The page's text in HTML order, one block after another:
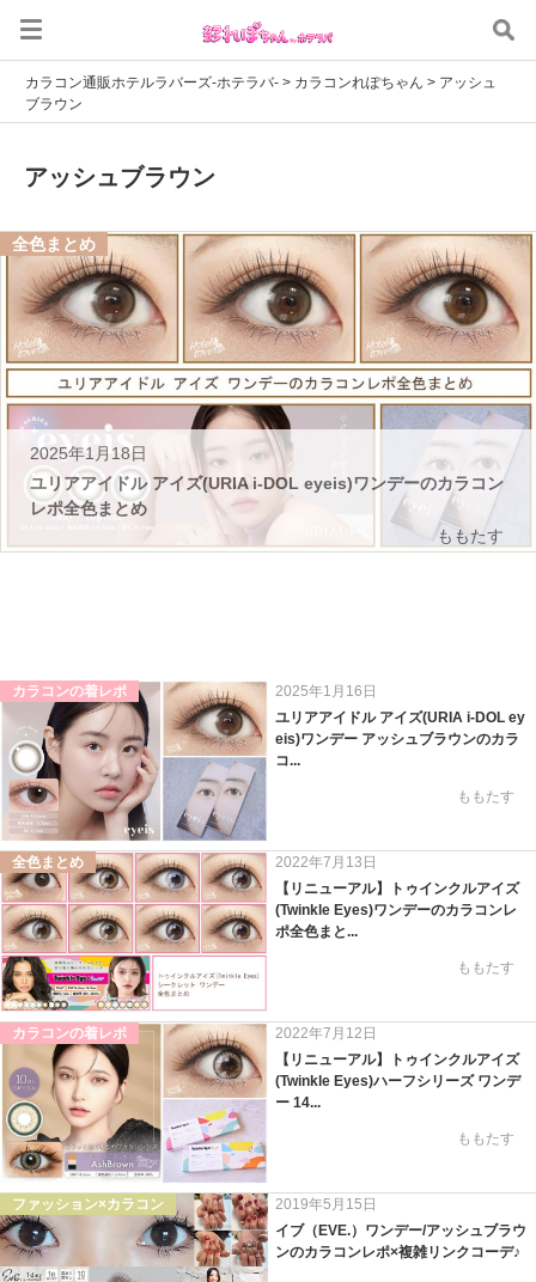
カラコン通販ホテルラバーズ-ホテラバ- > カラコンれぽちゃん > アッシュ
ブラウン
アッシュブラウン
全色まとめ
2025年1月18日
ユリアアイドル アイズ(URIA i-DOL eyeis)ワンデーのカラコン
レポ全色まとめ
ももたす
カラコンの着レポ
2025年1月16日
ユリアアイドル アイズ(URIA i-DOL ey
eis)ワンデー アッシュブラウンのカラ
コ...
ももたす
全色まとめ
2022年7月13日
【リニューアル】トゥインクルアイズ
(Twinkle Eyes)ワンデーのカラコンレ
ポ全色まと...
ももたす
カラコンの着レポ
2022年7月12日
【リニューアル】トゥインクルアイズ
(Twinkle Eyes)ハーフシリーズ ワンデ
ー 14...
ももたす
ファッション×カラコン
2019年5月15日
イブ（EVE.）ワンデー/アッシュブラウ
ンのカラコンレポ×複雑リンクコーデ♪